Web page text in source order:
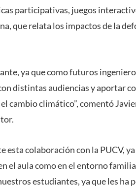
participativas, juegos
que relata los impactos de la
ya que como futuros
distintas audiencias y aportar
cambio climático”, comentó
colaboración con la PUCV,
aula como en el entorno
estudiantes, ya que les ha